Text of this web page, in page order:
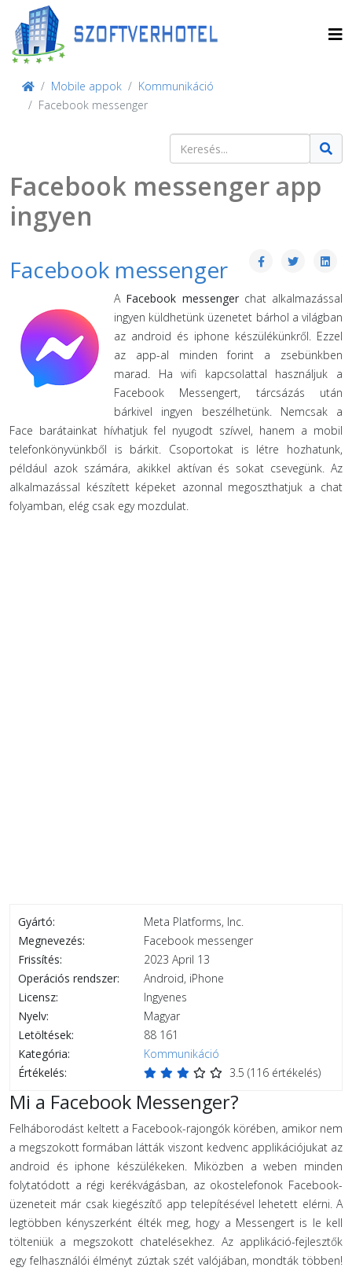
Mobile appok
Kommunikáció
Facebook messenger
Keresés
Facebook messenger app
ingyen
Facebook messenger
A Facebook messengerchat alkalmazással
ingyen küldhetünk üzenetet bárhol a világban
az android és iphone készülékünkről. Ezzel
az app-al minden forint a zsebünkben
marad. Ha wifi kapcsolattal használjuk a
Facebook Messengert, tárcsázás után
bárkivel ingyen beszélhetünk. Nemcsak a
Face barátainkat hívhatjuk fel nyugodt szívvel, hanem a mobil
telefonkönyvünkből is bárkit. Csoportokat is létre hozhatunk,
például azok számára, akikkel aktívan és sokat csevegünk. Az
alkalmazással készített képeket azonnal megoszthatjuk a chat
folyamban, elég csak egy mozdulat.
Gyártó:
Meta Platforms, Inc.
Megnevezés:
Facebook messenger
Frissítés:
2023 April 13
Operációs rendszer:
Android, iPhone
Licensz:
Ingyenes
Nyelv:
Magyar
Letöltések:
88 161
Kategória:
Kommunikáció
Értékelés:
3.5 (116 értékelés)
Mi a Facebook Messenger?
Felháborodást keltett a Facebook-rajongók körében, amikor nem
a megszokott formában látták viszont kedvenc applikációjukat az
android és iphone készülékeken. Miközben a weben minden
folytatódott a régi kerékvágásban, az okostelefonok Facebook-
üzeneteit már csak kiegészítő app telepítésével lehetett elérni. A
legtöbben kényszerként élték meg, hogy a Messengert is le kell
tölteniük a megszokott chatelésekhez. Az applikáció-fejlesztők
egy felhasználói élményt zúztak szét valójában, mondták többen!